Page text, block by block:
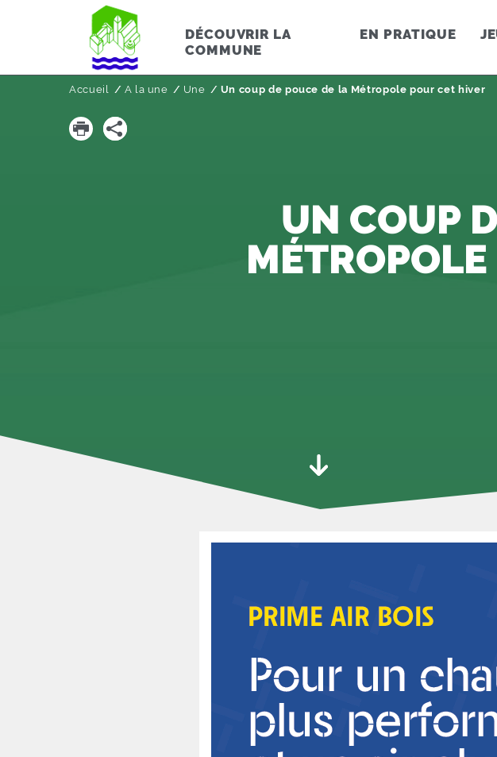
DÉCOUVRIR LA
COMMUNE
EN PRATIQUE
Accueil A la une Page active :
Une Un coup de pouce de la Métropole pour cet hiver
UN COUP
Aller au contenu suivant